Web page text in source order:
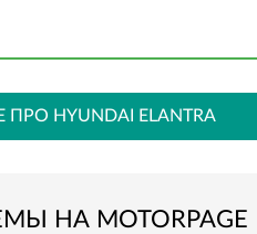
HYUNDAI ELANTRA
НА MOTORPAGE